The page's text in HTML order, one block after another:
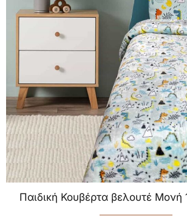
Παιδική Κουβέρτα βελουτέ Μονή